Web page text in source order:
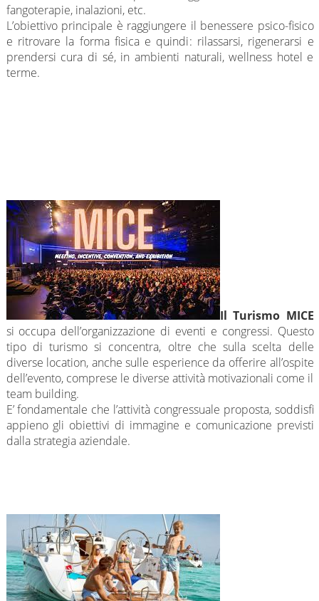
fangoterapie, inalazioni, etc.
L’obiettivo principale è raggiungere il benessere psico-fisico
e ritrovare la forma fisica e quindi: rilassarsi, rigenerarsi e
prendersi cura di sé, in ambienti naturali, wellness hotel e
terme.
Il Turismo MICE
si occupa dell’organizzazione di eventi e congressi. Questo
tipo di turismo si concentra, oltre che sulla scelta delle
diverse location, anche sulle esperience da offerire all’ospite
dell’evento, comprese le diverse attività motivazionali come il
team building.
E’ fondamentale che l’attività congressuale proposta, soddisfi
appieno gli obiettivi di immagine e comunicazione previsti
dalla strategia aziendale.